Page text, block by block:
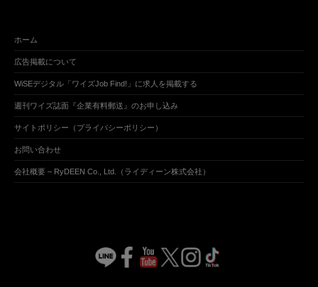
ホーム
広告掲載について
WiSEデジタル「ワイズJob Find!」に求人を掲載する
週刊ワイズ誌面『企業有料郵送』のお申し込み
サイトポリシー（プライバシーポリシー）
お問い合わせ
会社概要 – RyDEEN Co., Ltd.（ライディーン株式会社）